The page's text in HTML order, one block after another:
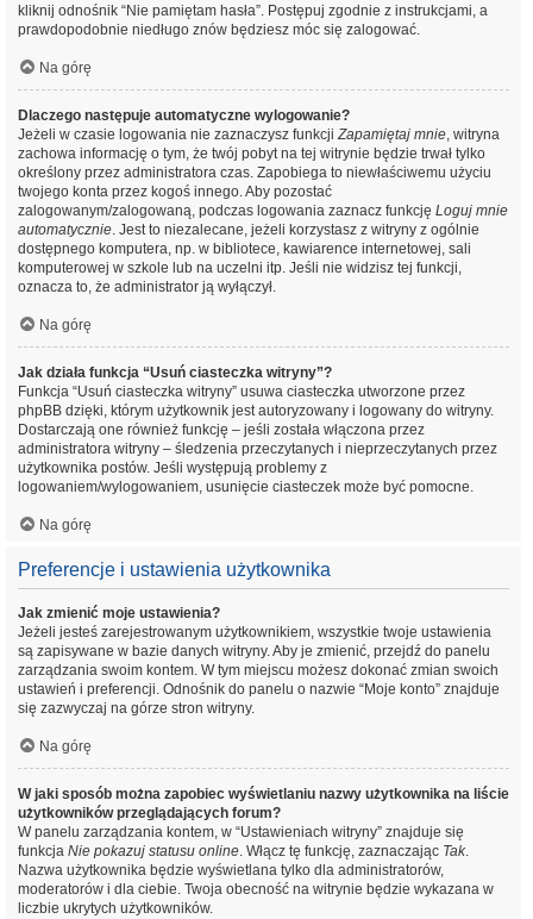
kliknij odnośnik “Nie pamiętam hasła”. Postępuj zgodnie z instrukcjami, a
prawdopodobnie niedługo znów będziesz móc się zalogować.
Na górę
Dlaczego następuje automatyczne wylogowanie?
Jeżeli w czasie logowania nie zaznaczysz funkcjiZapamiętaj mnie, witryna
zachowa informację o tym, że twój pobyt na tej witrynie będzie trwał tylko
określony przez administratora czas. Zapobiega to niewłaściwemu użyciu
twojego konta przez kogoś innego. Aby pozostać
zalogowanym/zalogowaną, podczas logowania zaznacz funkcję Loguj mnie
automatycznie. Jest to niezalecane, jeżeli korzystasz z witryny z ogólnie
dostępnego komputera, np. w bibliotece, kawiarence internetowej, sali
komputerowej w szkole lub na uczelni itp. Jeśli nie widzisz tej funkcji,
oznacza to, że administrator ją wyłączył.
Na górę
Jak działa funkcja “Usuń ciasteczka witryny”?
Funkcja “Usuń ciasteczka witryny” usuwa ciasteczka utworzone przez
phpBB dzięki, którym użytkownik jest autoryzowany i logowany do witryny.
Dostarczają one również funkcję – jeśli została włączona przez
administratora witryny – śledzenia przeczytanych i nieprzeczytanych przez
użytkownika postów. Jeśli występują problemy z
logowaniem/wylogowaniem, usunięcie ciasteczek może być pomocne.
Na górę
Preferencje i ustawienia użytkownika
Jak zmienić moje ustawienia?
Jeżeli jesteś zarejestrowanym użytkownikiem, wszystkie twoje ustawienia
są zapisywane w bazie danych witryny. Aby je zmienić, przejdź do panelu
zarządzania swoim kontem. W tym miejscu możesz dokonać zmian swoich
ustawień i preferencji. Odnośnik do panelu o nazwie “Moje konto” znajduje
się zazwyczaj na górze stron witryny.
Na górę
W jaki sposób można zapobiec wyświetlaniu nazwy użytkownika na liście
użytkowników przeglądających forum?
W panelu zarządzania kontem, w “Ustawieniach witryny” znajduje się
funkcja Nie pokazuj statusu online. Włącz tę funkcję, zaznaczając Tak.
Nazwa użytkownika będzie wyświetlana tylko dla administratorów,
moderatorów i dla ciebie. Twoja obecność na witrynie będzie wykazana w
liczbie ukrytych użytkowników.